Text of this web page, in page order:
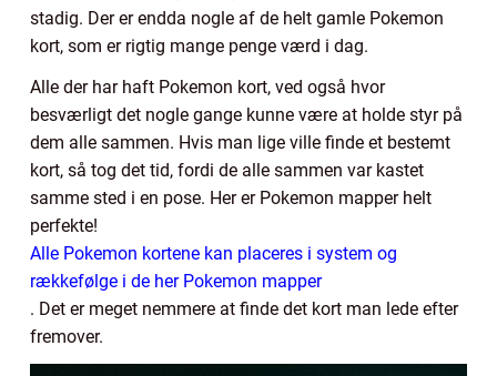
stadig. Der er endda nogle af de helt gamle Pokemon
kort, som er rigtig mange penge værd i dag.
Alle der har haft Pokemon kort, ved også hvor
besværligt det nogle gange kunne være at holde styr på
dem alle sammen. Hvis man lige ville finde et bestemt
kort, så tog det tid, fordi de alle sammen var kastet
samme sted i en pose. Her er Pokemon mapper helt
perfekte!
Alle Pokemon kortene kan placeres i system og
rækkefølge i de her Pokemon mapper
. Det er meget nemmere at finde det kort man lede efter
fremover.